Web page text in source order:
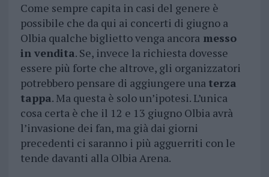
Come sempre capita in casi del genere è
possibile che da qui ai concerti di giugno a
Olbia qualche biglietto venga ancoramesso
in vendita. Se, invece la richiesta dovesse
essere più forte che altrove, gli organizzatori
potrebbero pensare di aggiungere una terza
tappa. Ma questa è solo un’ipotesi. L’unica
cosa certa è che il 12 e 13 giugno Olbia avrà
l’invasione dei fan, ma già dai giorni
precedenti ci saranno i più agguerriti con le
tende davanti alla Olbia Arena.